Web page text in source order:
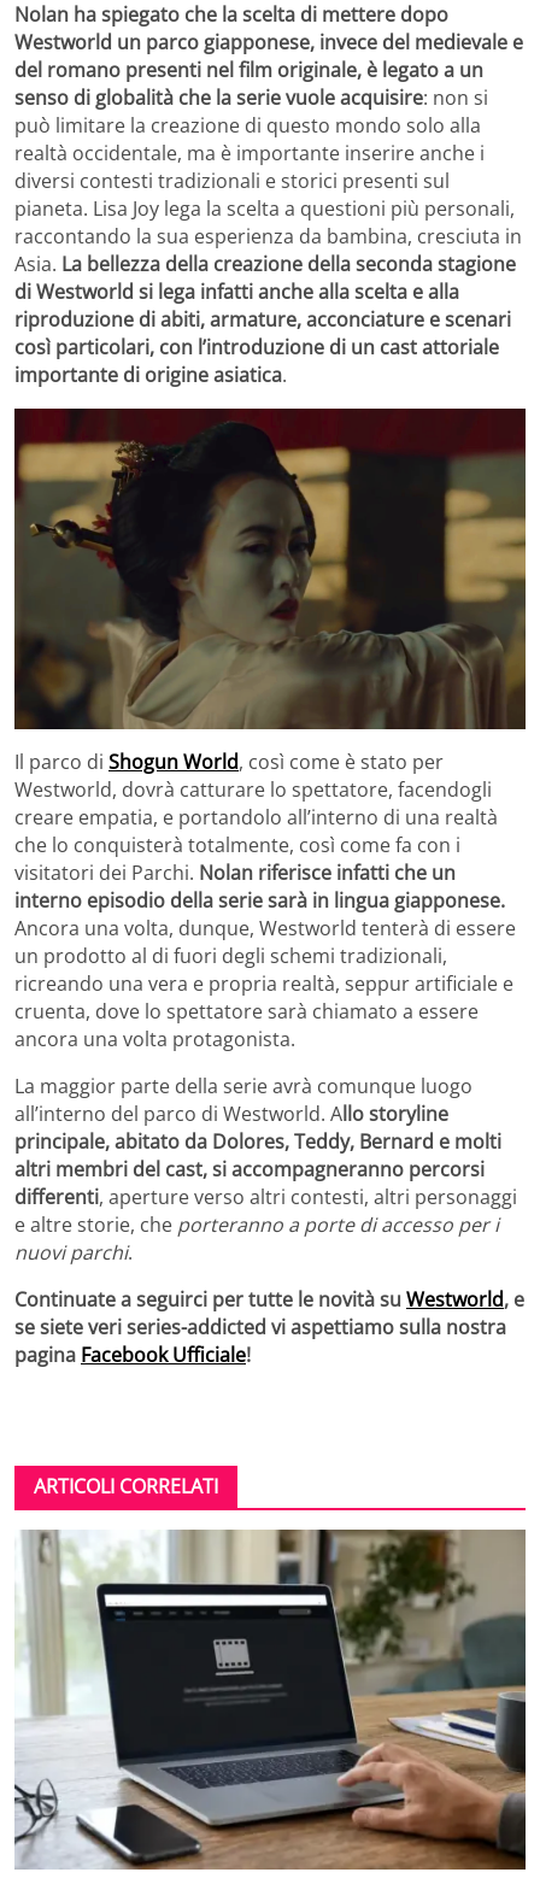
Nolan ha spiegato che la scelta di mettere dopo
Westworld un parco giapponese, invece del medievale e
del romano presenti nel film originale, è legato a un
senso di globalità che la serie vuole acquisire: non si
può limitare la creazione di questo mondo solo alla
realtà occidentale, ma è importante inserire anche i
diversi contesti tradizionali e storici presenti sul
pianeta. Lisa Joy lega la scelta a questioni più personali,
raccontando la sua esperienza da bambina, cresciuta in
Asia. La bellezza della creazione della seconda stagione
di Westworld si lega infatti anche alla scelta e alla
riproduzione di abiti, armature, acconciature e scenari
così particolari, con l’introduzione di un cast attoriale
importante di origine asiatica.
Il parco di Shogun World, così come è stato per
Westworld, dovrà catturare lo spettatore, facendogli
creare empatia, e portandolo all’interno di una realtà
che lo conquisterà totalmente, così come fa con i
visitatori dei Parchi. Nolan riferisce infatti che un
interno episodio della serie sarà in lingua giapponese.
Ancora una volta, dunque, Westworld tenterà di essere
un prodotto al di fuori degli schemi tradizionali,
ricreando una vera e propria realtà, seppur artificiale e
cruenta, dove lo spettatore sarà chiamato a essere
ancora una volta protagonista.
La maggior parte della serie avrà comunque luogo
all’interno del parco di Westworld. Allo storyline
principale, abitato da Dolores, Teddy, Bernard e molti
altri membri del cast, si accompagneranno percorsi
differenti, aperture verso altri contesti, altri personaggi
e altre storie, che porteranno a porte di accesso per i
nuovi parchi.
Continuate a seguirci per tutte le novità su Westworld, e
se siete veri series-addicted vi aspettiamo sulla nostra
pagina Facebook Ufficiale!
ARTICOLI CORRELATI